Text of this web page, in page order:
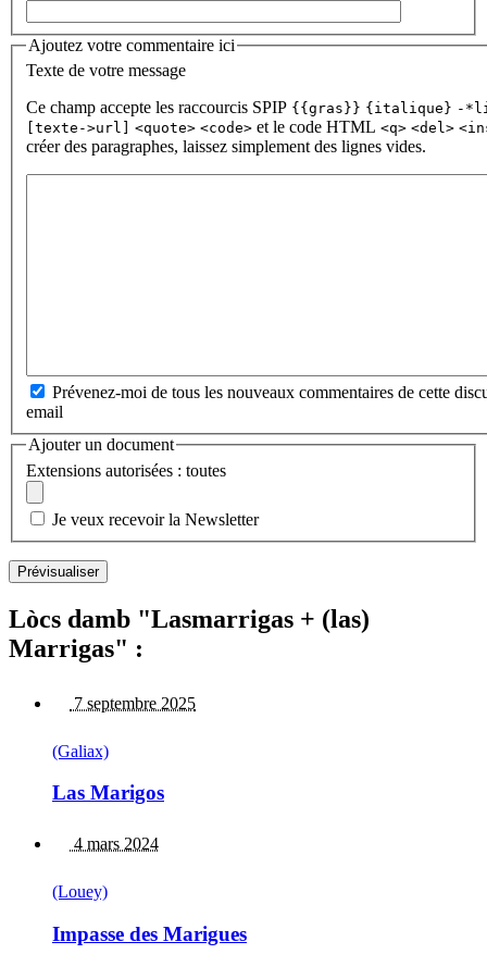
Ajoutez votre commentaire ici
Texte de votre message
Ce champ accepte les raccourcis SPIP {{gras}} {italique} -
[texte->url]
<quote> <code> et le code HTML <q> <del>
créer des paragraphes, laissez simplement des lignes vides.
Prévenez-moi de tous les nouveaux commentaires de cette
email
Ajouter un document
Extensions autorisées : toutes
Je veux recevoir la Newsletter
Lòcs damb "Lasmarrigas + (las)
Marrigas" :
7 septembre 2025
(Galiax)
Las Marigos
4 mars 2024
(Louey)
Impasse des Marigues